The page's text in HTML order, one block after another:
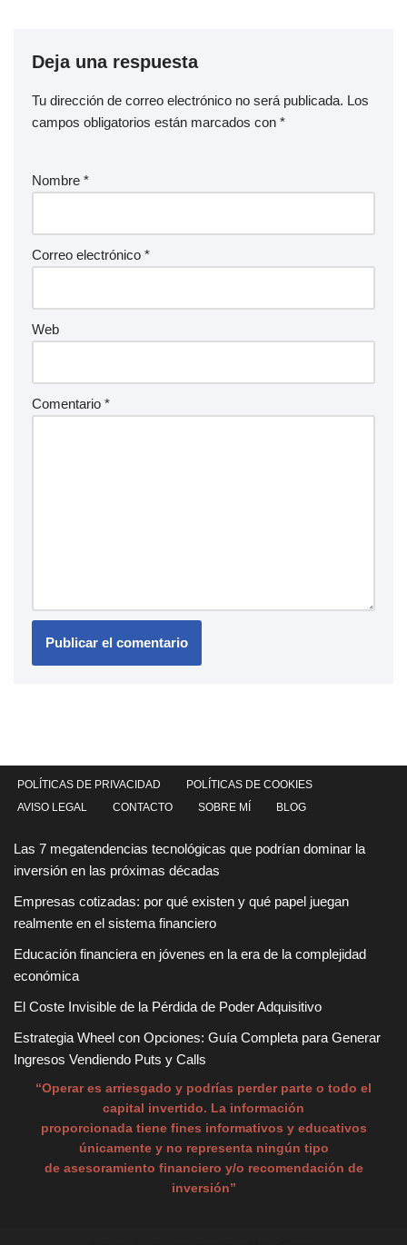
Deja una respuesta
Tu dirección de correo electrónico no será publicada. Los
campos obligatorios están marcados con *
Nombre *
Correo electrónico *
Web
Comentario *
POLÍTICAS DE PRIVACIDAD
POLÍTICAS DE COOKIES
AVISO LEGAL
CONTACTO SOBRE MÍ BLOG
Las 7 megatendencias tecnológicas que podrían dominar la
inversión en las próximas décadas
Empresas cotizadas: por qué existen y qué papel juegan
realmente en el sistema financiero
Educación financiera en jóvenes en la era de la complejidad
económica
El Coste Invisible de la Pérdida de Poder Adquisitivo
Estrategia Wheel con Opciones: Guía Completa para Generar
Ingresos Vendiendo Puts y Calls
“Operar es arriesgado y podrías perder parte o todo el
capital invertido. La información
proporcionada tiene fines informativos y educativos
únicamente y no representa ningún tipo
de asesoramiento financiero y/o recomendación de
inversión”